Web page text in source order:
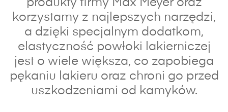
produkty firmy Max Meyer oraz
korzystamy z najlepszych narzędzi,
a dzięki specjalnym dodatkom,
elastyczność powłoki lakierniczej
jest o wiele większa, co zapobiega
pękaniu lakieru oraz chroni go przed
uszkodzeniami od kamyków.